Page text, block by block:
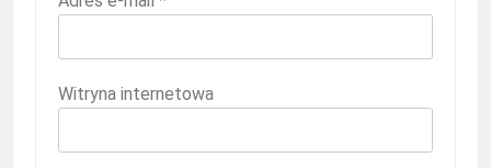
Witryna internetowa